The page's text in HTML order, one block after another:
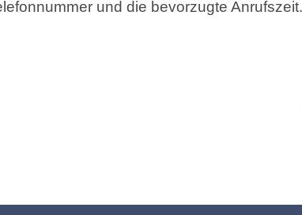
und die bevorzugte Anrufszeit.